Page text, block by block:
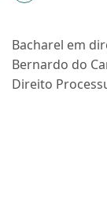
Bacharel em
Bernardo do
Direito